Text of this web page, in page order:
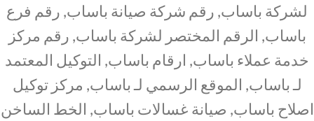
لشركة باساب, رقم شركة صيانة باساب, رقم فرع
باساب, الرقم المختصر لشركة باساب, رقم مركز
خدمة عملاء باساب, ارقام باساب, التوكيل المعتمد
لـ باساب, الموقع الرسمي لـ باساب, مركز توكيل
اصلاح باساب, صيانة غسالات باساب, الخط الساخن